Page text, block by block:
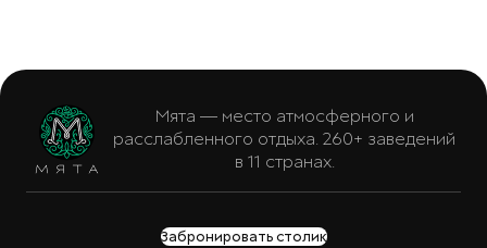
Мята — место атмосферного и
расслабленного отдыха. 260+ заведений
в 11 странах.
Забронировать столик